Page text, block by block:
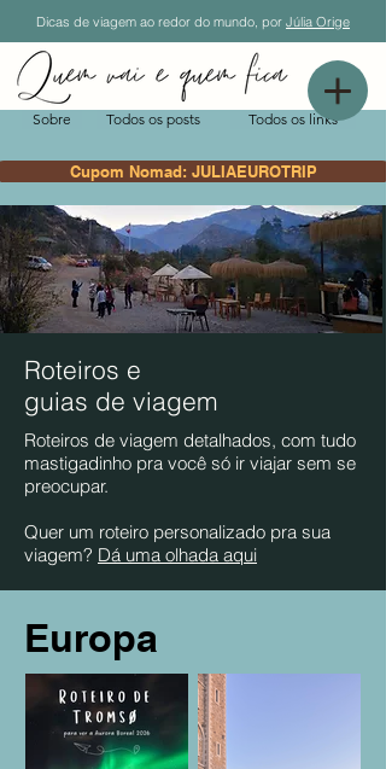
Sobre Todos os posts Todos os links
Cupom Nomad: JULIAEUROTRIP
Dicas de viagem ao redor do mundo, por Júlia Orige
Roteiros e
guias de viagem
Roteiros de viagem detalhados, com tudo
mastigadinho pra você só ir viajar sem se
preocupar.
Quer um roteiro personalizado pra sua
viagem? Dá uma olhada aqui
Europa